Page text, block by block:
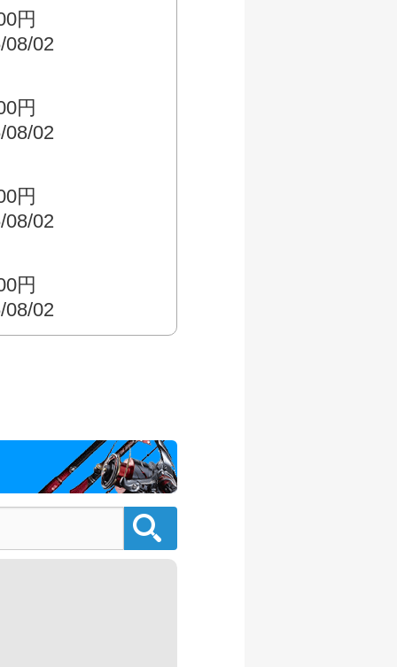
円
08/02
円
08/02
円
08/02
円
08/02
08/02
08/02